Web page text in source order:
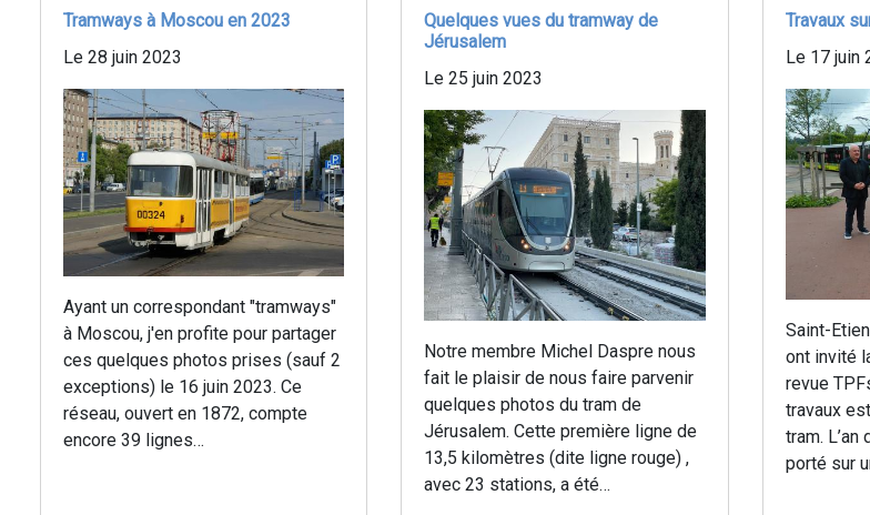
Tramways à Moscou en 2023
Le 28 juin 2023
Ayant un correspondant "tramways"
à Moscou, j'en profite pour partager
ces quelques photos prises (sauf 2
exceptions) le 16 juin 2023. Ce
réseau, ouvert en 1872, compte
encore 39 lignes…
Quelques vues du tramway de
Jérusalem
Le 25 juin 2023
Notre membre Michel Daspre nous
fait le plaisir de nous faire parvenir
quelques photos du tram de
Jérusalem. Cette première ligne de
13,5 kilomètres (dite ligne rouge) ,
avec 23 stations, a été…
Travaux
Le 17 juin
Saint-
ont invité
revue
travaux
tram.
porté sur